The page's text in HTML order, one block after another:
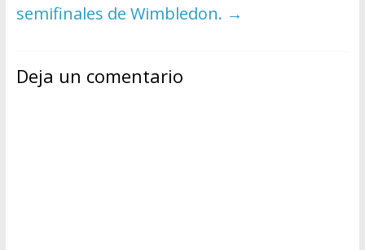
semifinales de Wimbledon. →
Deja un comentario